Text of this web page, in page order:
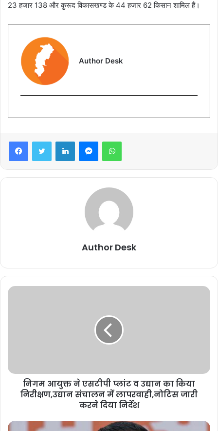
23 हजार 138 और कुरूद विकासखण्ड के 44 हजार 62 किसान शामिल हैं।
Author Desk
FacebookTwitter LinkedInMessengerWhatsApp
Author Desk
निगम आयुक्त ने एसटीपी प्लांट व उद्यान का किया
निरीक्षण,उद्यान संचालन में लापरवाही,नोटिस जारी
करने दिया निर्देश